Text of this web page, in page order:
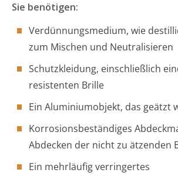
Sie benötigen:
Verdünnungsmedium, wie
zum Mischen und Neutralisieren
Schutzkleidung, einschließlich
resistenten Brille
Ein Aluminiumobjekt, das geätzt
Korrosionsbeständiges
Abdecken der nicht zu ätzenden
Ein mehrläufig verringertes